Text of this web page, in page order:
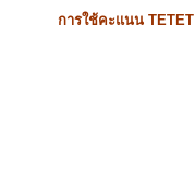
การใช้คะแนน TETET